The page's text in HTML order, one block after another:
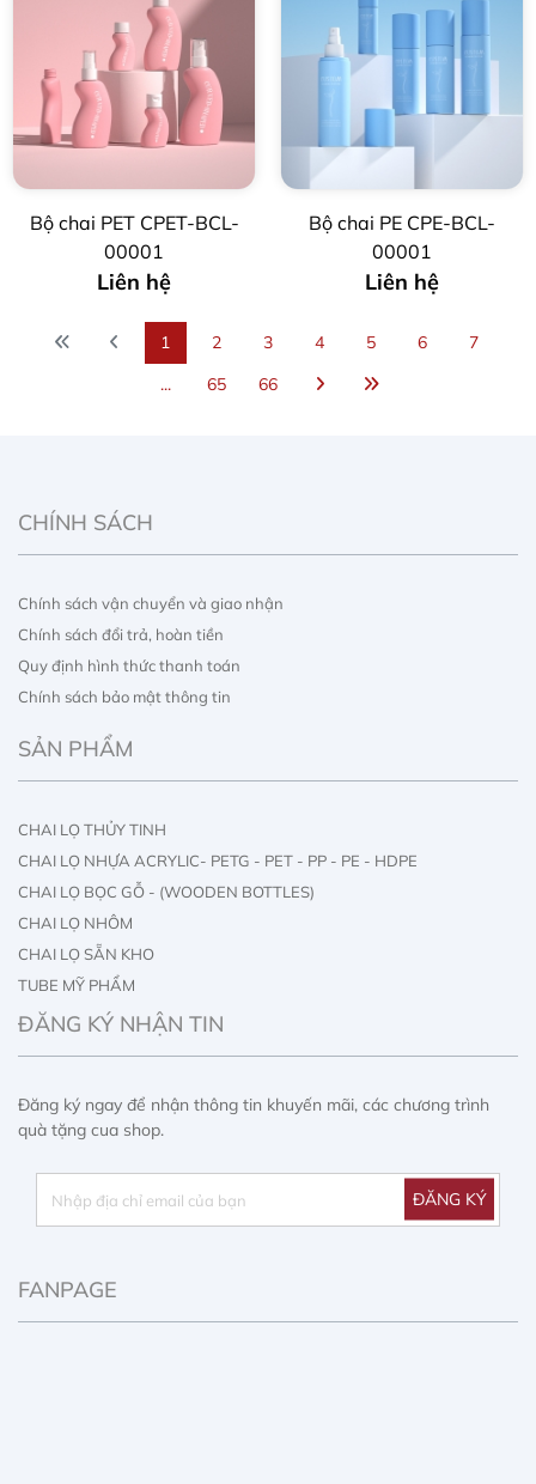
Bộ chai PET CPET-BCL-
00001
Liên hệ
Bộ chai PE CPE-BCL-
00001
Liên hệ
1 2 3 4 5 6
7
...
65 66
CHÍNH SÁCH
Chính sách vận chuyển và giao nhận
Chính sách đổi trả, hoàn tiền
Quy định hình thức thanh toán
Chính sách bảo mật thông tin
SẢN PHẨM
CHAI LỌ THỦY TINH
CHAI LỌ NHỰA ACRYLIC- PETG - PET - PP - PE - HDPE
CHAI LỌ BỌC GỖ - (WOODEN BOTTLES)
CHAI LỌ NHÔM
CHAI LỌ SẴN KHO
TUBE MỸ PHẨM
IN ẤN CHAI LỌ
ĐĂNG KÝ NHẬN TIN
Đăng ký ngay để nhận thông tin khuyến mãi, các chương trình
quà tặng cua shop.
FANPAGE